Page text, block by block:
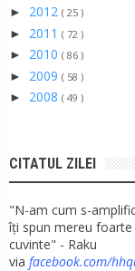
► 2012 ( 25 )
► 2011 ( 72 )
► 2010 ( 86 )
► 2009 ( 58 )
► 2008 ( 49 )
CITATUL ZILEI
"N-am cum s-
îți spun mereu
cuvinte" - Raku
via facebook.com/